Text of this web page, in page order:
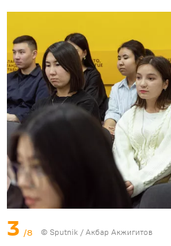
3 /8 © Sputnik / Акбар Акжигитов